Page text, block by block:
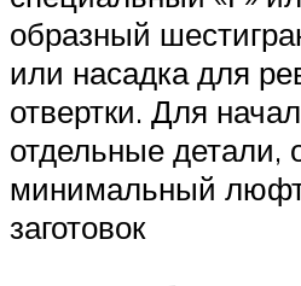
образный
или насадка для
отвертки. Для
отдельные детали,
минимальный
заготовок